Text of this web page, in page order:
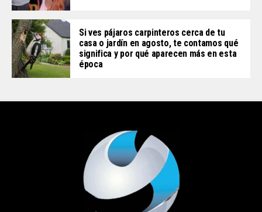
Si ves pájaros carpinteros cerca de tu
casa o jardín en agosto, te contamos qué
significa y por qué aparecen más en esta
época